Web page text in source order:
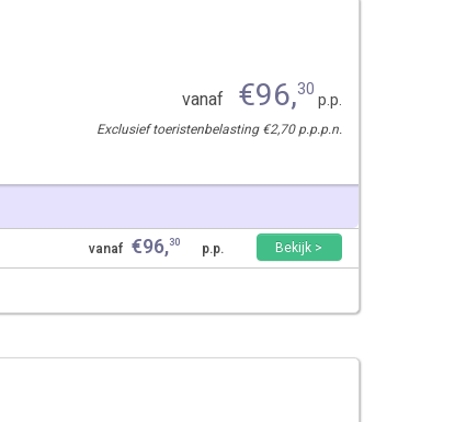
vanaf €96,30p.p.
Exclusief toeristenbelasting €2,70 p.p.p.n.
vanaf €96,30 p.p. Bekijk >